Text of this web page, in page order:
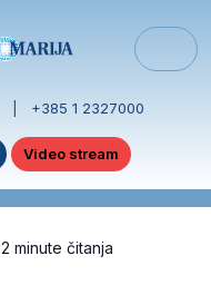
+385 1 2327000
Video stream
2 minute čitanja